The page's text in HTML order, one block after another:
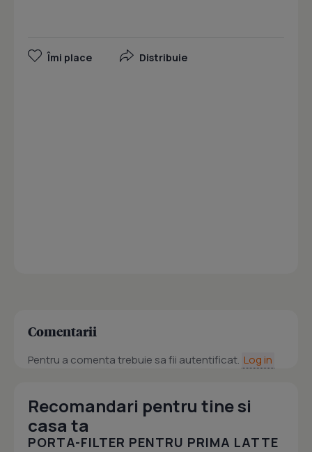
Îmi place Distribuie
Comentarii
Pentru a comenta trebuie sa fii autentificat. Log in
Recomandari pentru tine si
casa ta
PORTA-FILTER PENTRU PRIMA LATTE